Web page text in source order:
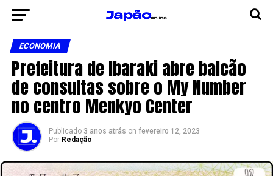
ECONOMIA
Prefeitura de Ibaraki abre balcão
de consultas sobre o My Number
no centro Menkyo Center
Publicado 3 anos atrás on fevereiro 12, 2023
Por Redação